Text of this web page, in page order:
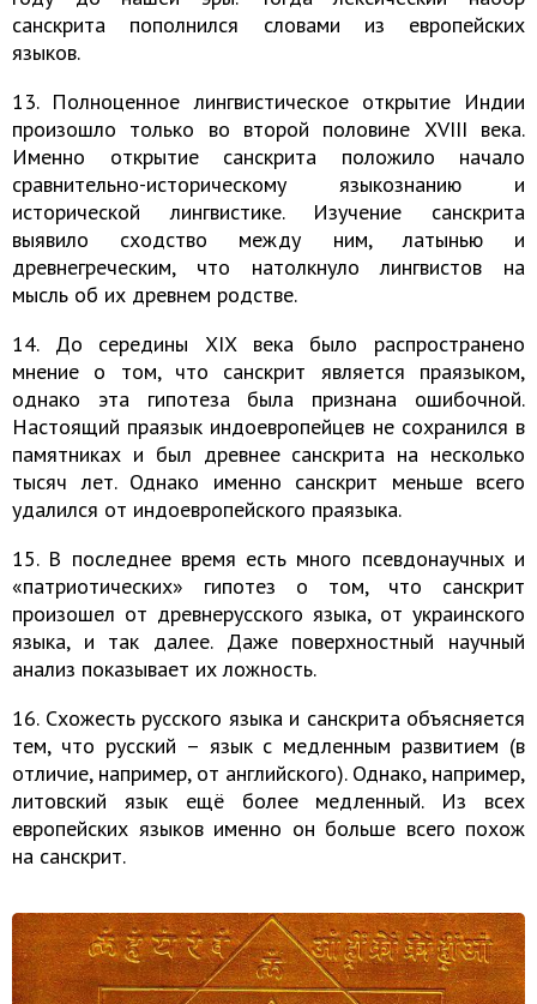
санскрита пополнился словами из европейских
языков.
13. Полноценное лингвистическое открытие Индии
произошло только во второй половине XVIII века.
Именно открытие санскрита положило начало
сравнительно-историческому языкознанию и
исторической лингвистике. Изучение санскрита
выявило сходство между ним, латынью и
древнегреческим, что натолкнуло лингвистов на
мысль об их древнем родстве.
14. До середины XIX века было распространено
мнение о том, что санскрит является праязыком,
однако эта гипотеза была признана ошибочной.
Настоящий праязык индоевропейцев не сохранился в
памятниках и был древнее санскрита на несколько
тысяч лет. Однако именно санскрит меньше всего
удалился от индоевропейского праязыка.
15. В последнее время есть много псевдонаучных и
«патриотических» гипотез о том, что санскрит
произошел от древнерусского языка, от украинского
языка, и так далее. Даже поверхностный научный
анализ показывает их ложность.
16. Схожесть русского языка и санскрита объясняется
тем, что русский – язык с медленным развитием (в
отличие, например, от английского). Однако, например,
литовский язык ещё более медленный. Из всех
европейских языков именно он больше всего похож
на санскрит.